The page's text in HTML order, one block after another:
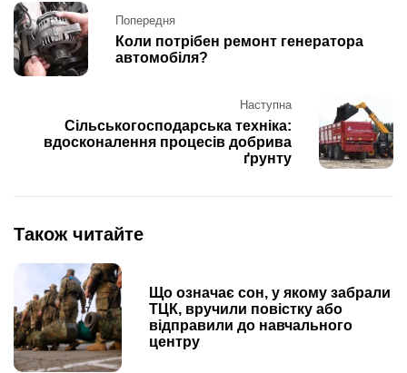
Post
navigation
Попередня
Коли потрібен ремонт генератора
автомобіля?
Наступна
Сільськогосподарська техніка:
вдосконалення процесів добрива
ґрунту
Також читайте
Що означає сон, у якому забрали
ТЦК, вручили повістку або
відправили до навчального
центру